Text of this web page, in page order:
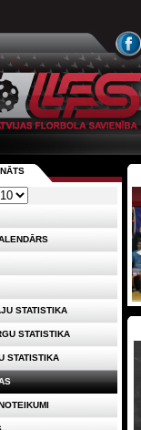
STATISTIKA
STATISTIKA
STATISTIKA